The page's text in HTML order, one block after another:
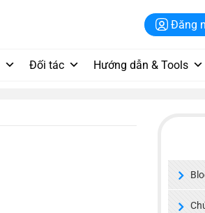
Đăng
Đối tác Hướng dẫn & Tools